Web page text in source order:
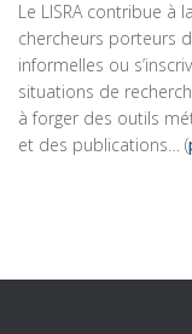
:o
r
i
e
s
Le LISRA contribue à
chercheurs porteurs
informelles ou
situations de
à forger des outils
et des publications… (